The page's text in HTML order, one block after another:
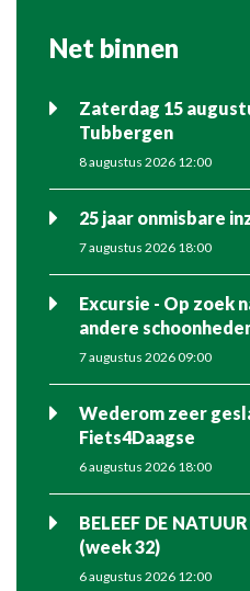
Net binnen
Zaterdag 15
Tubbergen
8 augustus 2026 12:00
25 jaar onmisbare
7 augustus 2026 18:00
Excursie - Op zoek
andere
7 augustus 2026 09:00
Wederom zeer geslaagde
Fiets4Daagse
6 augustus 2026 18:00
BELEEF DE
(week 32)
6 augustus 2026 12:00